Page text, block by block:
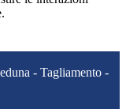
- Tagliamento -